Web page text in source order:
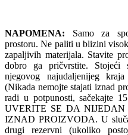
NAPOMENA: Samo za
prostoru. Ne paliti u blizini
zapaljivih materijala. Stavite
dobro ga pričvrstite.
njegovog najudaljenijeg
(Nikada nemojte stajati iznad
radi u potpunosti, sačekajte
UVERITE SE DA
IZNAD PROIZVODA. U
drugi rezervni (ukoliko